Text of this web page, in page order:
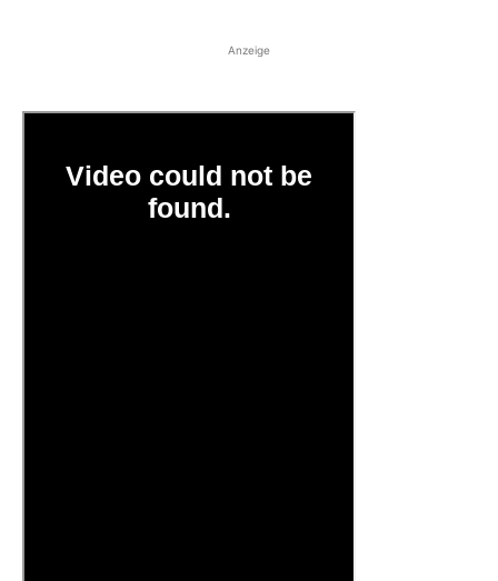
Anzeige